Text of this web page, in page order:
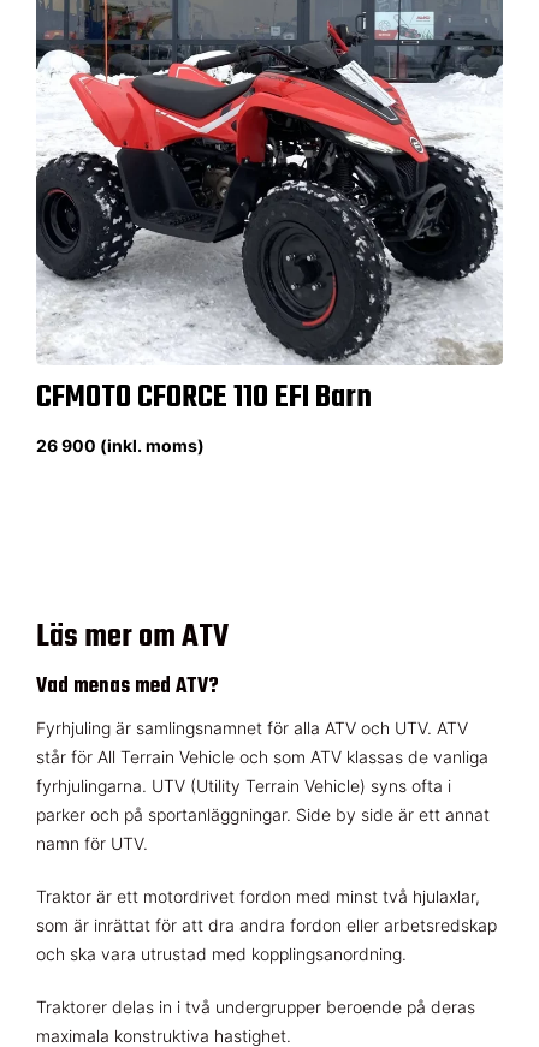
CFMOTO CFORCE 110 EFI Barn
26 900 (inkl. moms)
Läs mer om ATV
Vad menas med ATV?
Fyrhjuling är samlingsnamnet för alla ATV och UTV. ATV
står för All Terrain Vehicle och som ATV klassas de vanliga
fyrhjulingarna. UTV (Utility Terrain Vehicle) syns ofta i
parker och på sportanläggningar. Side by side är ett annat
namn för UTV.
Traktor är ett motordrivet fordon med minst två hjulaxlar,
som är inrättat för att dra andra fordon eller arbetsredskap
och ska vara utrustad med kopplingsanordning.
Traktorer delas in i två undergrupper beroende på deras
maximala konstruktiva hastighet.